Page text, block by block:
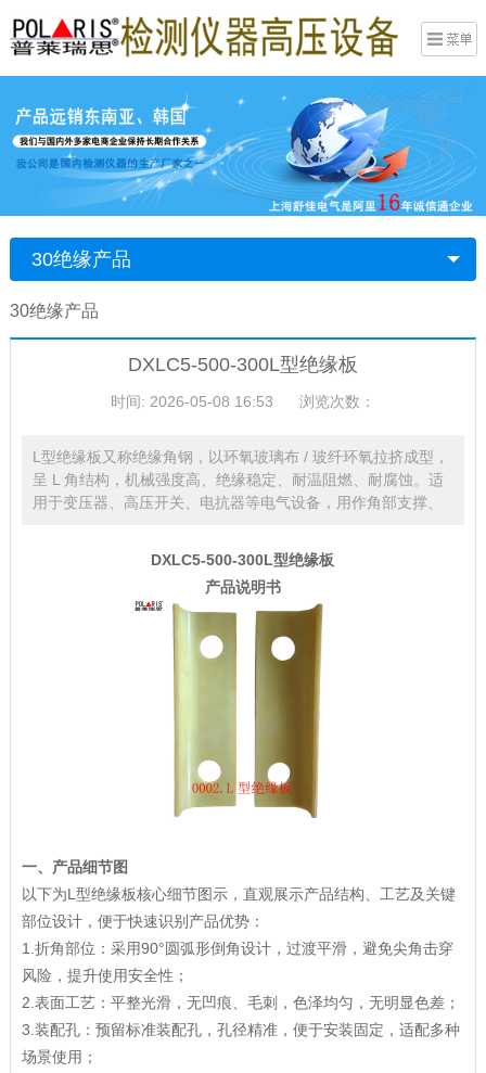
30绝缘产品
30绝缘产品
DXLC5-500-300L型绝缘板
时间: 2026-05-08 16:53 浏览次数：
L型绝缘板又称绝缘角钢，以环氧玻璃布 / 玻纤环氧拉挤成型，
呈 L 角结构，机械强度高、绝缘稳定、耐温阻燃、耐腐蚀。适
用于变压器、高压开关、电抗器等电气设备，用作角部支撑、
DXLC5-500-300L型绝缘板
产品说明书
一、产品细节图
以下为L型绝缘板核心细节图示，直观展示产品结构、工艺及关键
部位设计，便于快速识别产品优势：
1.折角部位：采用90°圆弧形倒角设计，过渡平滑，避免尖角击穿
风险，提升使用安全性；
2.表面工艺：平整光滑，无凹痕、毛刺，色泽均匀，无明显色差；
3.装配孔：预留标准装配孔，孔径精准，便于安装固定，适配多种
场景使用；